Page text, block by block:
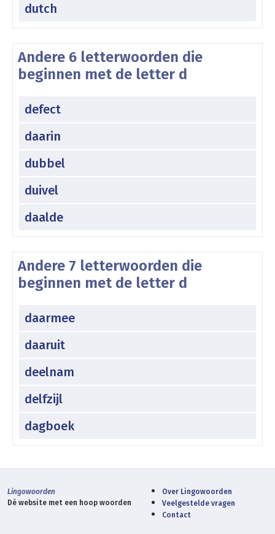
dutch
Andere 6 letterwoorden die
beginnen met de letter d
defect
daarin
dubbel
duivel
daalde
Andere 7 letterwoorden die
beginnen met de letter d
daarmee
daaruit
deelnam
delfzijl
dagboek
Lingowoorden
Dé website met een hoop woorden
Over Lingowoorden
Veelgestelde vragen
Contact